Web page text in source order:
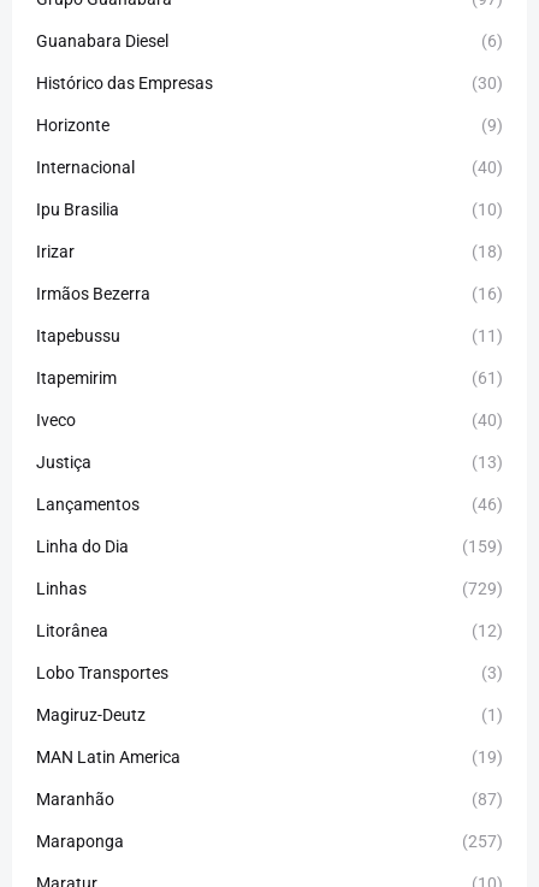
Guanabara Diesel (6)
Histórico das Empresas (30)
Horizonte (9)
Internacional (40)
Ipu Brasilia (10)
Irizar (18)
Irmãos Bezerra (16)
Itapebussu (11)
Itapemirim (61)
Iveco (40)
Justiça (13)
Lançamentos (46)
Linha do Dia (159)
Linhas (729)
Litorânea (12)
Lobo Transportes (3)
Magiruz-Deutz (1)
MAN Latin America (19)
Maranhão (87)
Maraponga (257)